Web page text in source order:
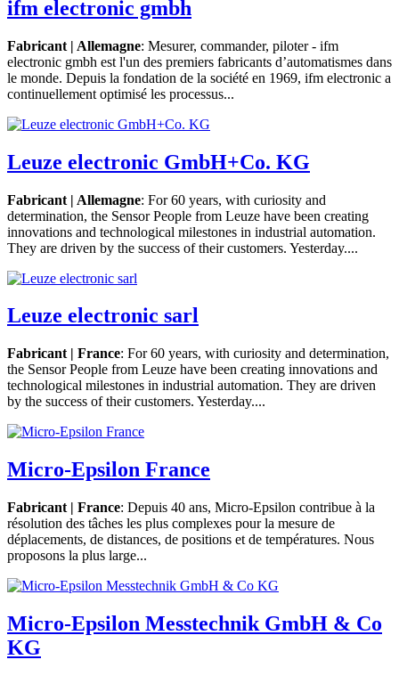
ifm electronic gmbh
Fabricant | Allemagne: Mesurer, commander, piloter - ifm
electronic gmbh est l'un des premiers fabricants d’automatismes dans
le monde. Depuis la fondation de la société en 1969, ifm electronic a
continuellement optimisé les processus...
Leuze electronic GmbH+Co. KG
Fabricant | Allemagne: For 60 years, with curiosity and
determination, the Sensor People from Leuze have been creating
innovations and technological milestones in industrial automation.
They are driven by the success of their customers. Yesterday....
Leuze electronic sarl
Fabricant | France: For 60 years, with curiosity and determination,
the Sensor People from Leuze have been creating innovations and
technological milestones in industrial automation. They are driven
by the success of their customers. Yesterday....
Micro-Epsilon France
Fabricant | France: Depuis 40 ans, Micro-Epsilon contribue à la
résolution des tâches les plus complexes pour la mesure de
déplacements, de distances, de positions et de températures. Nous
proposons la plus large...
Micro-Epsilon Messtechnik GmbH & Co
KG